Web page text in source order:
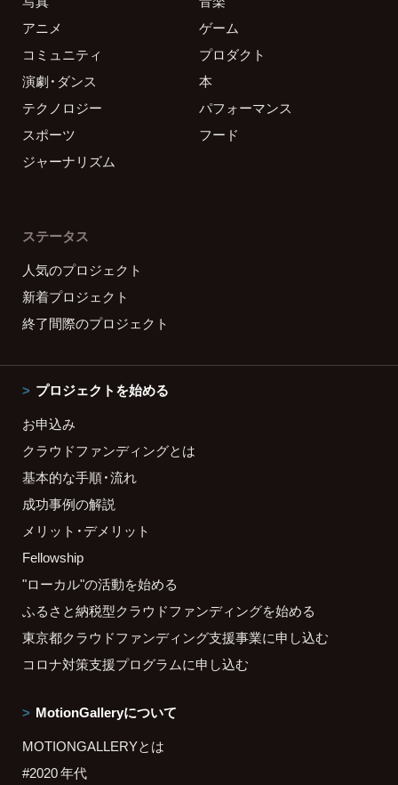
アニメ
ゲーム
コミュニティ
プロダクト
演劇・ダンス
本
テクノロジー
パフォーマンス
スポーツ
フード
ジャーナリズム
ステータス
人気のプロジェクト
新着プロジェクト
終了間際のプロジェクト
プロジェクトを始める
お申込み
クラウドファンディングとは
基本的な手順・流れ
成功事例の解説
メリット・デメリット
Fellowship
"ローカル"の活動を始める
ふるさと納税型クラウドファンディングを始める
東京都クラウドファンディング支援事業に申し込む
コロナ対策支援プログラムに申し込む
MotionGalleryについて
MOTIONGALLERYとは
#2020 年代